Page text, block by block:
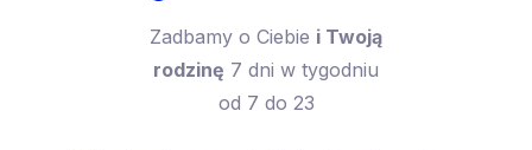
Zadbamy o Ciebie i Twoją
rodzinę 7 dni w tygodniu
od 7 do 23